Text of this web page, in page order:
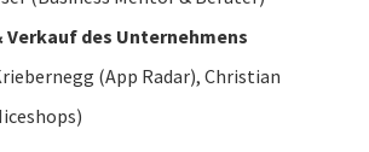
Verkauf des Unternehmens
(App Radar), Christian